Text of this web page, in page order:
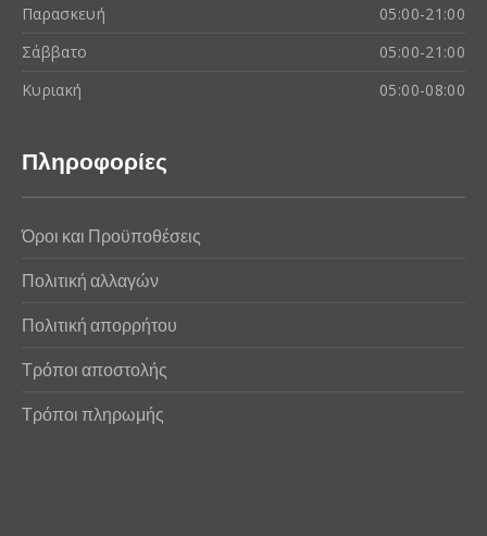
Παρασκευή
05:00-21:00
Σάββατο
05:00-21:00
Κυριακή
05:00-08:00
Πληροφορίες
Όροι και Προϋποθέσεις
Πολιτική αλλαγών
Πολιτική απορρήτου
Τρόποι αποστολής
Τρόποι πληρωμής